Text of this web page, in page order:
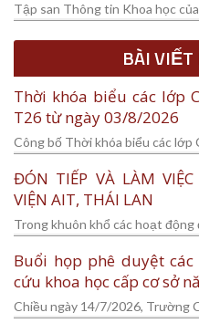
Tập san Thông tin Khoa học
BÀI
Thời khóa biểu các lớp
T26 từ ngày 03/8/2026
Công bố Thời khóa biểu các lớp
ĐÓN TIẾP VÀ LÀM
VIỆN AIT, THÁI LAN
Trong khuôn khổ các hoạt động
Buổi họp phê duyệt
cứu khoa học cấp cơ sở
Chiều ngày 14/7/2026, Trường